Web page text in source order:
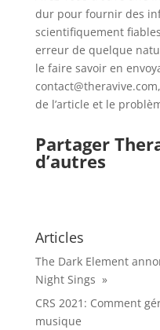
dur pour fournir des
scientifiquement
erreur de quelque
le faire savoir en
de l’article et le
Partager
d’autres
Articles
The Dark Element
Night Sings »
CRS 2021: Comment
musique